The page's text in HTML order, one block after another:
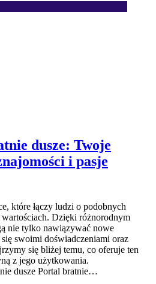
dusze: Twoje
i pasje
które łączy ludzi o podobnych
Dzięki różnorodnym
nie tylko nawiązywać nowe
swoimi doświadczeniami oraz
się bliżej temu, co oferuje ten
z jego użytkowania.
dusze Portal bratnie…